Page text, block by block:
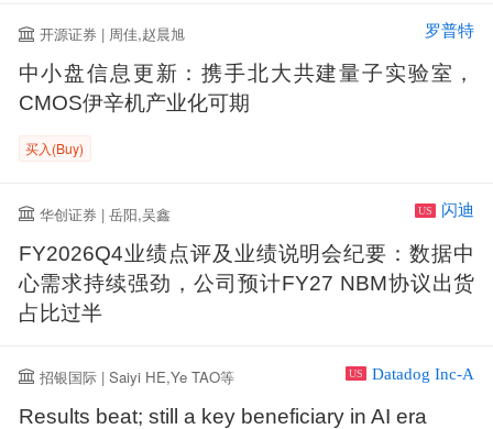
开源证券 | 周佳,赵晨旭 罗普特
中小盘信息更新：携手北大共建量子实验室，
CMOS伊辛机产业化可期
买入(Buy)
华创证券 | 岳阳,吴鑫 US 闪迪
FY2026Q4业绩点评及业绩说明会纪要：数据中
心需求持续强劲，公司预计FY27 NBM协议出货
占比过半
招银国际 | Saiyi HE,Ye TAO等 US Datadog Inc-A
Results beat; still a key beneficiary in AI era